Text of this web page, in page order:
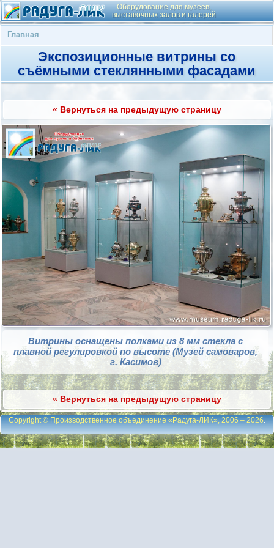
Оборудование для музеев,
выставочных залов и галерей
Главная
Экспозиционные витрины со
съёмными стеклянными фасадами
« Вернуться на предыдущую страницу
Витрины оснащены полками из 8 мм стекла с
плавной регулировкой по высоте (Музей самоваров,
г. Касимов)
« Вернуться на предыдущую страницу
Copyright © Производственное объединение «Радуга-ЛИК», 2006 – 2026.